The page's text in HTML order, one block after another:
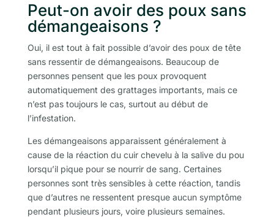
Peut-on avoir des poux sans
démangeaisons ?
Oui, il est tout à fait possible d’avoir des poux de tête
sans ressentir de démangeaisons. Beaucoup de
personnes pensent que les poux provoquent
automatiquement des grattages importants, mais ce
n’est pas toujours le cas, surtout au début de
l’infestation.
Les démangeaisons apparaissent généralement à
cause de la réaction du cuir chevelu à la salive du pou
lorsqu’il pique pour se nourrir de sang. Certaines
personnes sont très sensibles à cette réaction, tandis
que d’autres ne ressentent presque aucun symptôme
pendant plusieurs jours, voire plusieurs semaines.